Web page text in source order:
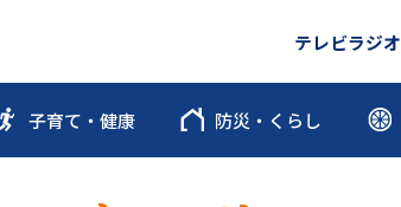
テレビラジオ
子育て・健康 防災・くらし